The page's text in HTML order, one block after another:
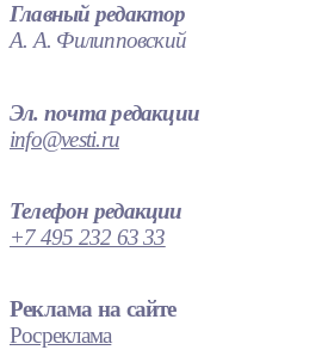
Главный редактор
А. А. Филипповский
Эл. почта редакции
info@vesti.ru
Телефон редакции
+7 495 232 63 33
Реклама на сайте
Росреклама